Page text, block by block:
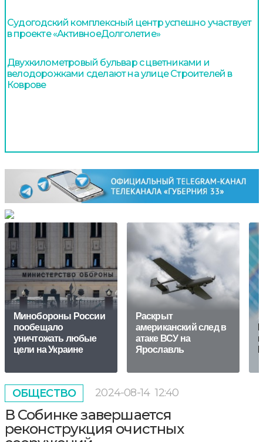
Судогодский комплексный центр успешно участвует
в проекте «АктивноеДолголетие»
Двухкилометровый бульвар с цветниками и
велодорожками сделают на улице Строителей в
Коврове
Минобороны России
пообещало
уничтожать любые
цели на Украине
Раскрыт
американский след в
атаке ВСУ на
Ярославль
ОБЩЕСТВО 2024-08-14 12:40
В Собинке завершается
реконструкция очистных